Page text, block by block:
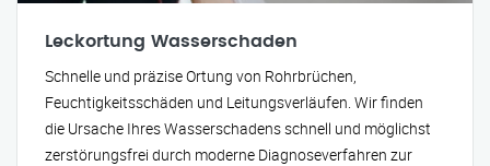
Leckortung Wasserschaden
Schnelle und präzise Ortung von Rohrbrüchen,
Feuchtigkeitsschäden und Leitungsverläufen. Wir finden
die Ursache Ihres Wasserschadens schnell und möglichst
zerstörungsfrei durch moderne Diagnoseverfahren zur